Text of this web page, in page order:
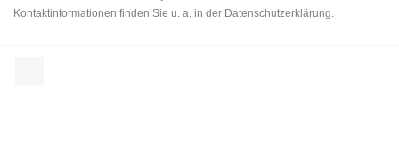
Kontaktinformationen finden Sie u. a. in der Datenschutzerklärung.